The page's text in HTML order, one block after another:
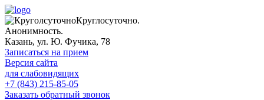
Круглосуточно.
Анонимность.
Казань, ул. Ю. Фучика, 78
Записаться на прием
Версия сайта
для слабовидящих
+7 (843) 215-85-05
Заказать обратный звонок